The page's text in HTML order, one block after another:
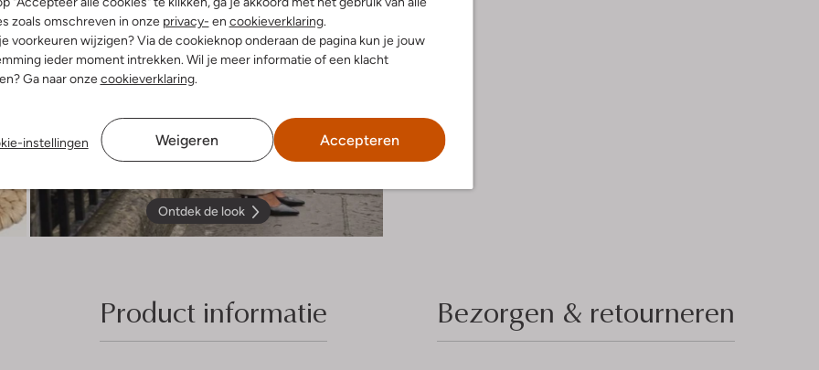
zoals omschreven in onze privacy- en cookieverklaring.
voorkeuren wijzigen? Via de cookieknop onderaan de pagina kun je jouw
ieder moment intrekken. Wil je meer informatie of een klacht
Ga naar onzecookieverklaring.
instellingen Weigeren Accepteren
Ontdek de look
Product informatie Bezorgen & retourneren